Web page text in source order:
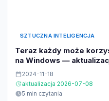
SZTUCZNA INTELIGENCJA
Teraz każdy może
na Windows —
2024-11-18
aktualizacja 2026-07-08
5 min czytania